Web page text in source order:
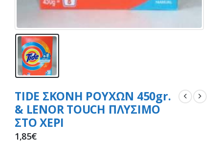
TIDE ΣΚΟΝΗ ΡΟΥΧΩΝ 450gr.
& LENOR TOUCH ΠΛΥΣΙΜΟ
ΣΤΟ ΧΕΡΙ
1,85€